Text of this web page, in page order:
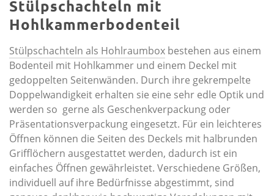
Stülpschachteln mit
Hohlkammerbodenteil
Stülpschachteln als Hohlraumbox bestehen aus einem
Bodenteil mit Hohlkammer und einem Deckel mit
gedoppelten Seitenwänden. Durch ihre gekrempelte
Doppelwandigkeit erhalten sie eine sehr edle Optik und
werden so gerne als Geschenkverpackung oder
Präsentationsverpackung eingesetzt. Für ein leichteres
Öffnen können die Seiten des Deckels mit halbrunden
Grifflöchern ausgestattet werden, dadurch ist ein
einfaches Öffnen gewährleistet. Verschiedene Größen,
individuell auf ihre Bedürfnisse abgestimmt, sind